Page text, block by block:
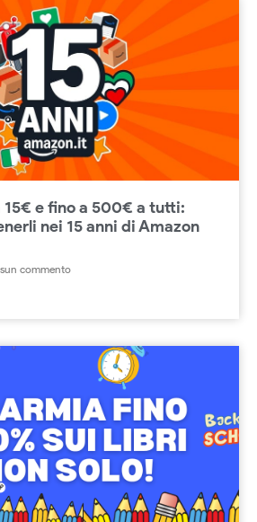
15€ e fino a 500€ a tutti:
nei 15 anni di Amazon
commento